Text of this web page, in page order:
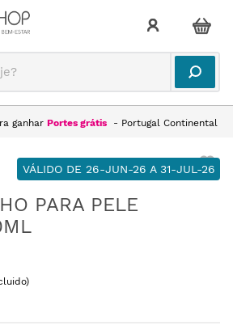
ganhar Portes grátis - Portugal Continental
VÁLIDO DE 26-JUN-26 A 31-JUL-26
PARA PELE